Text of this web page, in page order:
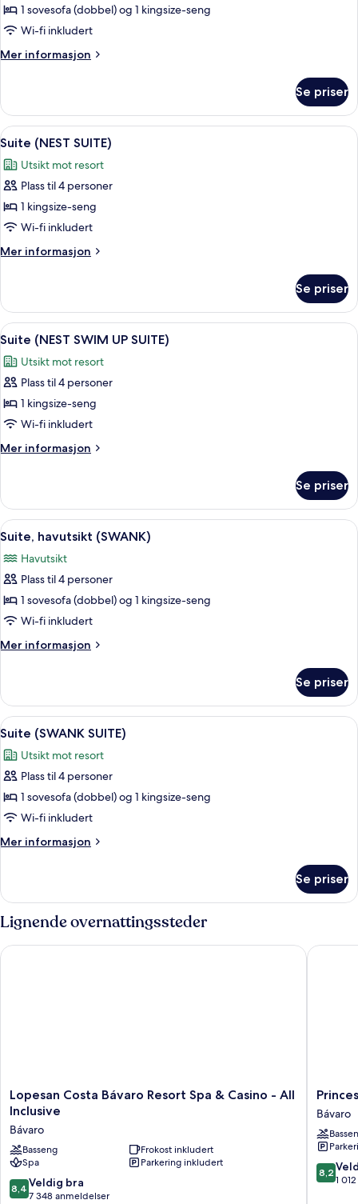
1 sovesofa (dobbel) og 1 kingsize-seng
Wi-fi inkludert
Mer informasjon
Mer
Se priser
Åpne
alle
bildene
av
Suite
(NEST
SUITE)
Sengetøy av topp kvalitet, minibar
4
Suite (NEST SUITE)
Utsikt mot resort
Plass til 4 personer
1 kingsize-seng
Wi-fi inkludert
Mer informasjon
Mer
(NEST
SUITE)
Se priser
Åpne
alle
bildene
av
Suite
(NEST
SWIM
UP
Suite (NEST SWIM UP SUITE) |
3
Suite (NEST SWIM UP SUITE)
Utsikt mot resort
Plass til 4 personer
1 kingsize-seng
Wi-fi inkludert
Mer informasjon
Mer
(NEST
SWIM
UP
Se priser
Åpne
alle
bildene
av
Suite,
havutsikt
(SWANK)
Sengetøy av topp kvalitet, minibar
6
Suite, havutsikt (SWANK)
Havutsikt
Plass til 4 personer
1 sovesofa (dobbel) og 1 kingsize-seng
Wi-fi inkludert
Mer informasjon
Mer
havutsikt
(SWANK)
Se priser
Åpne
alle
bildene
av
Suite
(SWANK
SUITE)
Sengetøy av topp kvalitet, minibar
5
Suite (SWANK SUITE)
Utsikt mot resort
Plass til 4 personer
1 sovesofa (dobbel) og 1 kingsize-seng
Wi-fi inkludert
Mer informasjon
Mer
(SWANK
SUITE)
Se priser
Lignende overnattingssteder
Lopesan
Costa
Resort
Spa
&
Casino
-
Lopesan Costa Bávaro Resort Spa & Casino - All
Inclusive
Bávaro
Basseng
Frokost inkludert
Spa
Parkering inkludert
8.4
av
8,4 Veldig bra
7 348 anmeldelser
Lopesan Costa Bávaro Resort Spa & Casino - All Inclusive
Princess
Family
Club
Bavaro
-
All
Inclusive
Bávaro
8.2
av
8,2
1